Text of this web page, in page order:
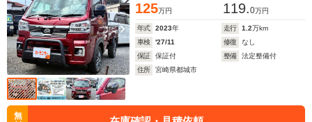
125万円 119.0万円
年式 2023年 走行 1.2万km
車検
'27/11 修復
なし
保証
保証付 整備
法定整備付
住所
宮崎県都城市
無